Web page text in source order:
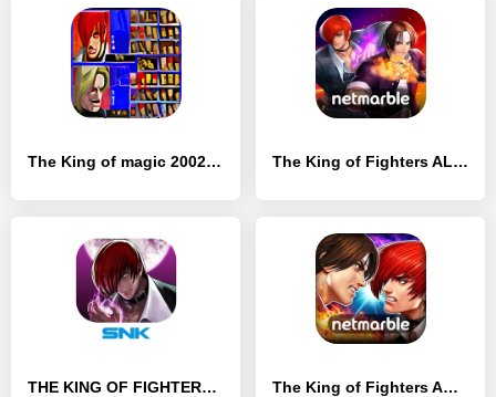
The King of magic 2002 fighter - [Взлом/МОД Все открыто] The King of Fighters ALLSTAR - [Взлом/МОД Меню]
THE KING OF FIGHTERS-A 2012(F) - [Взлом/МОД Unlocked] The King of Fighters ARENA - [Взлом/МОД Unlocked]